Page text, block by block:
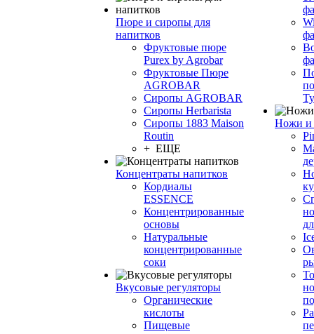
Пюре и сиропы для
напитков
Фруктовые пюре
Purex by Agrobar
Фруктовые Пюре
AGROBAR
Сиропы AGROBAR
Сиропы Herbarista
Сиропы 1883 Maison
Routin
+ ЕЩЕ
Концентраты напитков
Кордиалы
ESSENCE
Концентрированные
основы
Натуральные
концентрированные
соки
Вкусовые регуляторы
Органические
кислоты
Пищевые
Ножи и